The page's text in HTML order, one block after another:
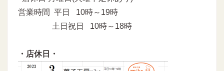
営業時間 平日 10時～19時
土日祝日 10時～18時
・店休日・